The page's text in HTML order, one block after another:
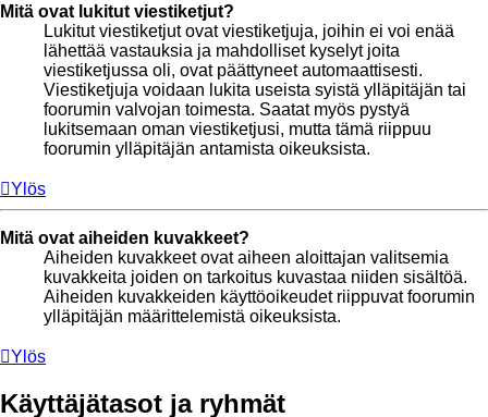
Mitä ovat lukitut viestiketjut?
Lukitut viestiketjut ovat viestiketjuja, joihin ei voi enää
lähettää vastauksia ja mahdolliset kyselyt joita
viestiketjussa oli, ovat päättyneet automaattisesti.
Viestiketjuja voidaan lukita useista syistä ylläpitäjän tai
foorumin valvojan toimesta. Saatat myös pystyä
lukitsemaan oman viestiketjusi, mutta tämä riippuu
foorumin ylläpitäjän antamista oikeuksista.
Ylös
Mitä ovat aiheiden kuvakkeet?
Aiheiden kuvakkeet ovat aiheen aloittajan valitsemia
kuvakkeita joiden on tarkoitus kuvastaa niiden sisältöä.
Aiheiden kuvakkeiden käyttöoikeudet riippuvat foorumin
ylläpitäjän määrittelemistä oikeuksista.
Ylös
Käyttäjätasot ja ryhmät